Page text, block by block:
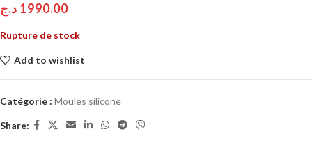
1990.00 د.ج
Rupture de stock
Add to wishlist
Catégorie : Moules silicone
Share: